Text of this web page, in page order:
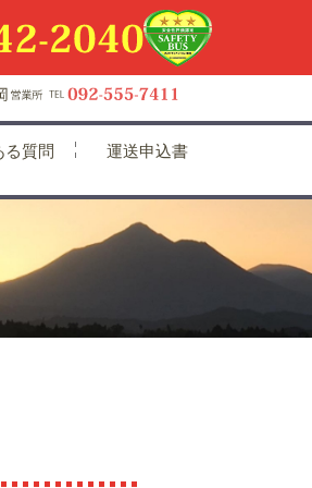
る質問 運送申込書